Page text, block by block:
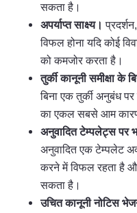
सकता है।
अपर्याप्त साक्ष्य।
विफल होना यदि कोई
को कमजोर करता है।
तुर्की कानूनी समीक्षा के
बिना एक तुर्की अनुबंध
का एकल सबसे आम
अनुवादित टेम्पलेट्स पर
अनुवादित एक टेम्पलेट
करने में विफल रहता है
सकता है।
उचित कानूनी नोटिस